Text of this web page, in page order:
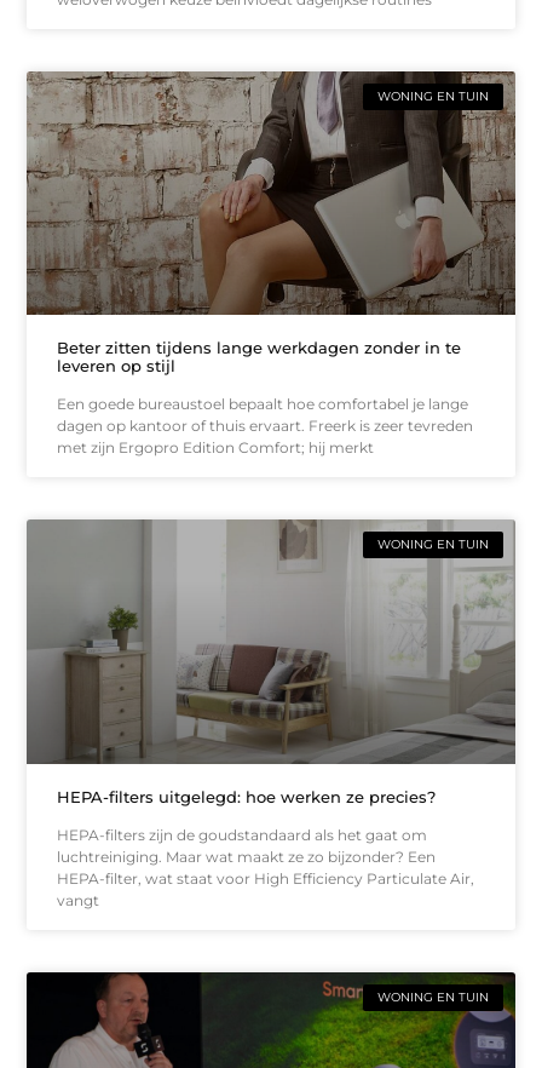
WONING EN TUIN
Beter zitten tijdens lange werkdagen zonder in te
leveren op stijl
Een goede bureaustoel bepaalt hoe comfortabel je lange
dagen op kantoor of thuis ervaart. Freerk is zeer tevreden
met zijn Ergopro Edition Comfort; hij merkt
WONING EN TUIN
HEPA-filters uitgelegd: hoe werken ze precies?
HEPA-filters zijn de goudstandaard als het gaat om
luchtreiniging. Maar wat maakt ze zo bijzonder? Een
HEPA-filter, wat staat voor High Efficiency Particulate Air,
vangt
WONING EN TUIN